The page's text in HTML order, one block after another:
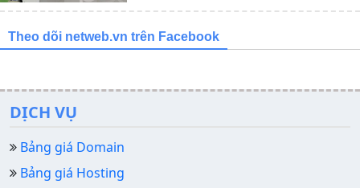
Theo dõi netweb.vn trên Facebook
DỊCH VỤ
Bảng giá Domain
Bảng giá Hosting